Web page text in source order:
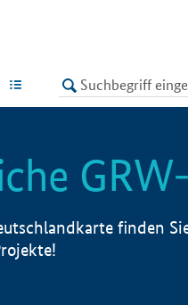
LISTE
finden